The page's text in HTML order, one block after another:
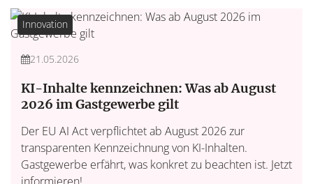
Innovation
21.05.2026
KI-Inhalte kennzeichnen: Was ab August
2026 im Gastgewerbe gilt
Der EU AI Act verpflichtet ab August 2026 zur
transparenten Kennzeichnung von KI-Inhalten.
Gastgewerbe erfährt, was konkret zu beachten ist. Jetzt